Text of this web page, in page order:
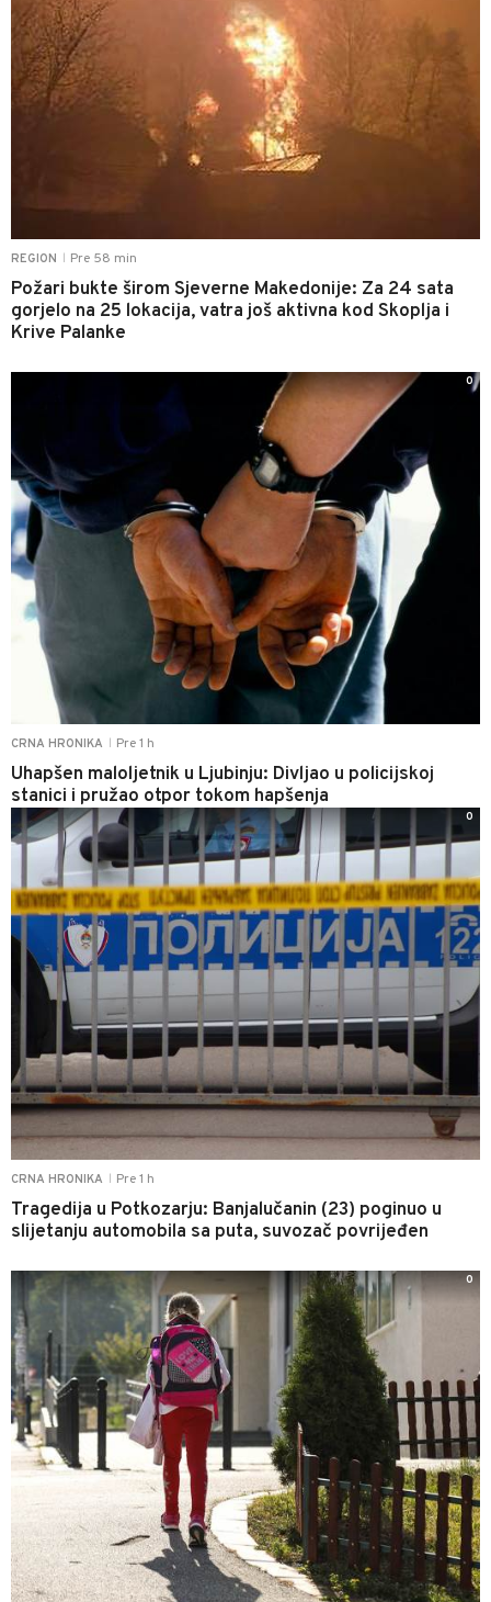
REGION Pre 58 min
Požari bukte širom Sjeverne Makedonije: Za 24 sata
gorjelo na 25 lokacija, vatra još aktivna kod Skoplja i
Krive Palanke
CRNA HRONIKA Pre 1 h
Uhapšen maloljetnik u Ljubinju: Divljao u policijskoj
stanici i pružao otpor tokom hapšenja
0
CRNA HRONIKA Pre 1 h
Tragedija u Potkozarju: Banjalučanin (23) poginuo u
slijetanju automobila sa puta, suvozač povrijeđen
0
0